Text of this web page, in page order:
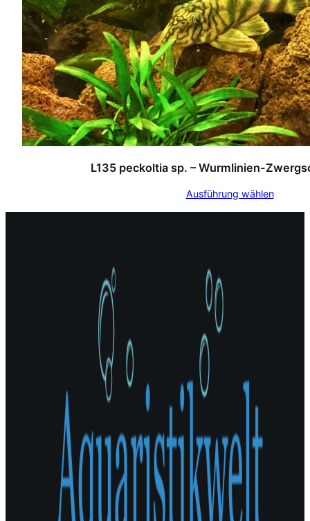
L135 peckoltia sp. – Wurmlinien-
Ausführung wählen